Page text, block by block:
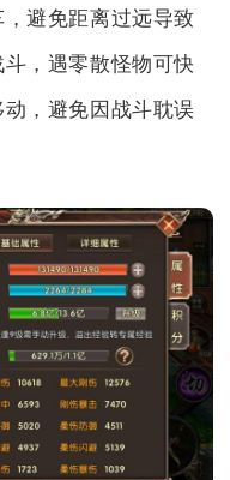
避免距离过远导致
，遇零散怪物可快
，避免因战斗耽误